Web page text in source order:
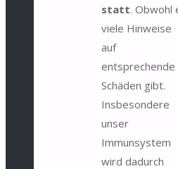
statt. Obwohl
viele Hinweise
auf
entsprechende
Schäden gibt.
Insbesondere
unser
Immunsystem
wird dadurch